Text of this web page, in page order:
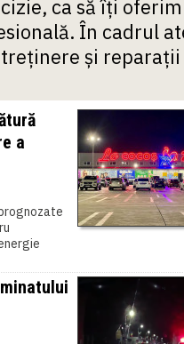
ca să îți
În cadrul
și reparații
a